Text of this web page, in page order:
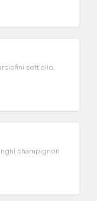
sott'olio,
champignon